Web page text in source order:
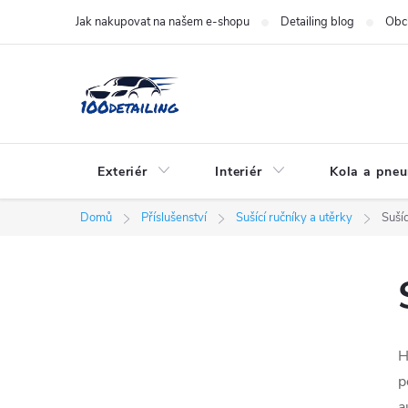
Jak nakupovat na našem e-shopu Detailing blog
Exteriér Interiér Kola a
Domů Příslušenství Sušící ručníky a utěrky